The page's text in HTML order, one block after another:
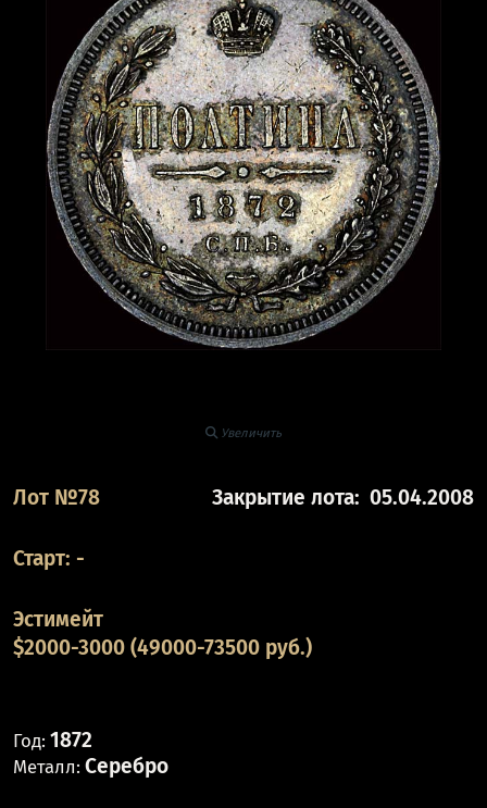
Увеличить
Лот №78 Закрытие лота: 05.04.2008
Старт: -
Эстимейт
$2000-3000 (49000-73500 руб.)
Год: 1872
Металл: Серебро